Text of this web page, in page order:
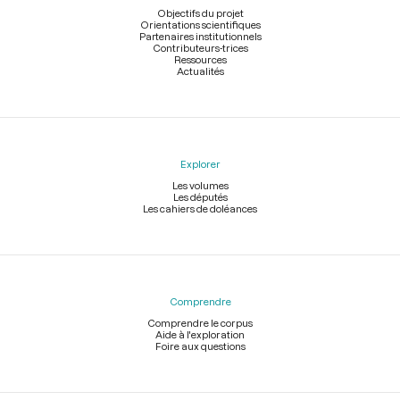
Objectifs du projet
Orientations scientifiques
Partenaires institutionnels
Contributeurs-trices
Ressources
Actualités
Explorer
Les volumes
Les députés
Les cahiers de doléances
Comprendre
Comprendre le corpus
Aide à l'exploration
Foire aux questions